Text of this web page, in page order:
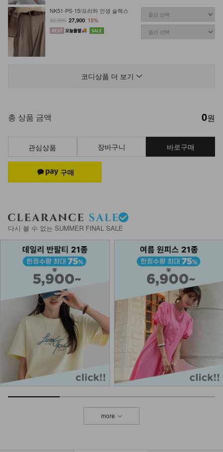
NK51-PS-15/프리하 인생 슬랙스
32,900 27,900 15%
26,900 23%
KO43-P-03/와이드 핀턱 카고팬츠
DM51-BG-03/블랙 포인트 숄더 백
42,900
DM23-AC-09/금장 포인트 레더 팔찌
19,900
DM51-AC-01/색동 볼 팔찌
12,900
코디상품 더 보기
총 상품 금액 0원
관심상품 장바구니 바로구매
다시 볼 수 없는 SUMMER FINAL SALE
more